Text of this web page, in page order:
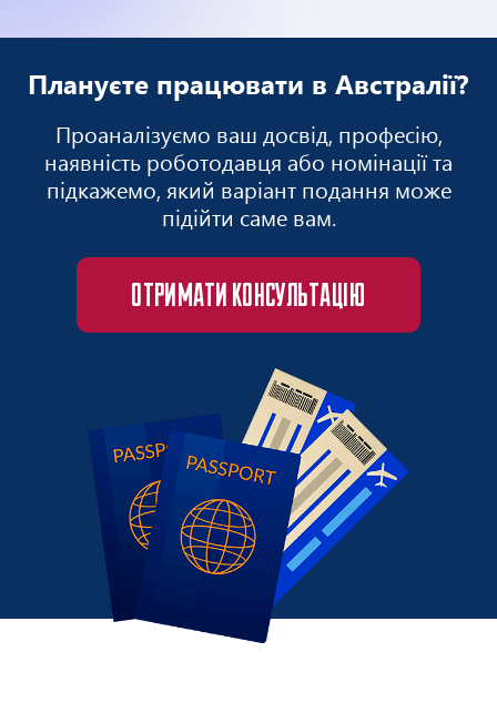
Плануєте працювати в Австралії?
Проаналізуємо ваш досвід, професію,
наявність роботодавця або номінації та
підкажемо, який варіант подання може
підійти саме вам.
ОТРИМАТИ КОНСУЛЬТАЦІЮ